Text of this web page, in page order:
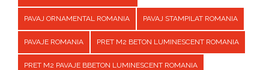
PAVAJ ORNAMENTAL ROMANIA PAVAJ STAMPILAT ROMANIA
PAVAJE ROMANIA PRET M2 BETON LUMINESCENT ROMANIA
PRET M2 PAVAJE BBETON LUMINESCENT ROMANIA